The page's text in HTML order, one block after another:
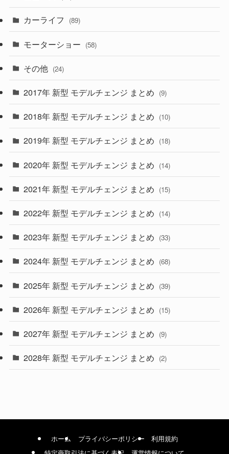
(6)
(9)
(30)
(27)
(27)
(26)
(10)
(35)
(10)
(9)
(22)
(4)
(9)
(4)
(1)
カーライフ (89)
モーターショー (58)
その他 (24)
2017年 新型 モデルチェンジ まとめ (9)
2018年 新型 モデルチェンジ まとめ (10)
2019年 新型 モデルチェンジ まとめ (18)
2020年 新型 モデルチェンジ まとめ (14)
2021年 新型 モデルチェンジ まとめ (15)
2022年 新型 モデルチェンジ まとめ (14)
2023年 新型 モデルチェンジ まとめ (33)
2024年 新型 モデルチェンジ まとめ (68)
2025年 新型 モデルチェンジ まとめ (39)
2026年 新型 モデルチェンジ まとめ (15)
2027年 新型 モデルチェンジ まとめ (9)
2028年 新型 モデルチェンジ まとめ (2)
ホーム プライバシーポリシー
利用規約